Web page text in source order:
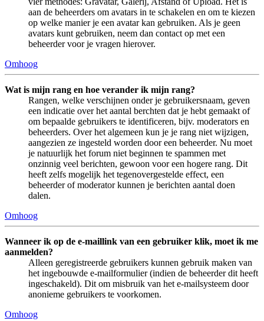
aan de beheerders om avatars in te schakelen en om te kiezen
op welke manier je een avatar kan gebruiken. Als je geen
avatars kunt gebruiken, neem dan contact op met een
beheerder voor je vragen hierover.
Omhoog
Wat is mijn rang en hoe verander ik mijn rang?
Rangen, welke verschijnen onder je gebruikersnaam, geven
een indicatie over het aantal berchten dat je hebt gemaakt of
om bepaalde gebruikers te identificeren, bijv. moderators en
beheerders. Over het algemeen kun je je rang niet wijzigen,
aangezien ze ingesteld worden door een beheerder. Nu moet
je natuurlijk het forum niet beginnen te spammen met
onzinnig veel berichten, gewoon voor een hogere rang. Dit
heeft zelfs mogelijk het tegenovergestelde effect, een
beheerder of moderator kunnen je berichten aantal doen
dalen.
Omhoog
Wanneer ik op de e-maillink van een gebruiker klik, moet ik me
aanmelden?
Alleen geregistreerde gebruikers kunnen gebruik maken van
het ingebouwde e-mailformulier (indien de beheerder dit heeft
ingeschakeld). Dit om misbruik van het e-mailsysteem door
anonieme gebruikers te voorkomen.
Omhoog